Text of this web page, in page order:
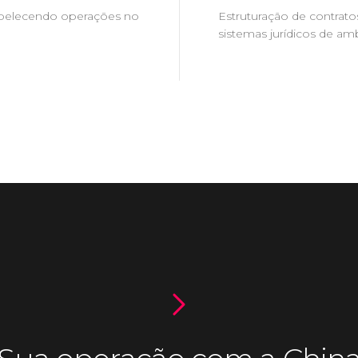
operações no
Estruturação de
sistemas jurídicos de